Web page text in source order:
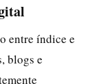
entre índice e
blogs e